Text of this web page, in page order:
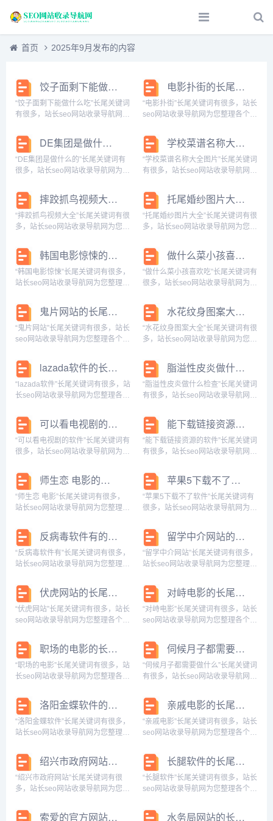
首页 2025年9月发布的内容
饺子面剩下能做什么吃的长尾关键词有哪些
“饺子面剩下能做什么吃”长尾关键词
有很多，站长seo网站收录导航网为
键词： 百度的相关长尾关键词：饺
子面剩下能做什么吃的,饺子面剩下
可以做什么,饺子面剩了可以做什么
窍门,...
电影扑街的长尾关键词有哪些
“电影扑街”长尾关键词有很多，站长
seo网站收录导航网为您整理各个搜
相关长尾关键词：电影扑街是什么
意思,电影扑街对演员的影响,电影扑
街演员还能得正常片酬吗?,电影扑
街票...
DE集团是做什么的的长尾关键词有什么
“DE集团是做什么的”长尾关键词有
很多，站长seo网站收录导航网为您
词： 百度的相关长尾关键词：德集
团是做什么的,de集团是什么公
司,der集团,dei公司,dej公司,...
学校菜谱名称大全图片的长尾关键词有哪些
“学校菜谱名称大全图片”长尾关键词
有很多，站长seo网站收录导航网为
键词： 百度的相关长尾关键词：学
校菜谱名称大全图片及名字,学校菜
谱名称大全图片高清,学校菜谱大全
图片大...
摔跤抓鸟视频大全的长尾关键词是什么
“摔跤抓鸟视频大全”长尾关键词有很
多，站长seo网站收录导航网为您整
词： 百度的相关长尾关键词：摔跤
抓鸟视频大全图片,摔跤抓鸟视频大
全集,摔跤抓鸟视频大全播放,摔跤抓
鸟+视...
托尾婚纱图片大全的长尾关键词是什么
“托尾婚纱图片大全”长尾关键词有很
多，站长seo网站收录导航网为您整
词： 百度的相关长尾关键词：拖尾
婚纱一般多少钱,拖尾婚纱搭配什么
头纱,拖尾婚纱怎么做,拖尾婚纱配什
么发型...
韩国电影惊悚的长尾关键词有什么
“韩国电影惊悚”长尾关键词有很多，
站长seo网站收录导航网为您整理各
度的相关长尾关键词：韩国电影惊
悚悬疑犯罪,韩国电影惊悚特工,韩国
电影惊悚片高分推荐,韩国电影惊悚
电影...
做什么菜小孩喜欢吃的长尾关键词有哪些
“做什么菜小孩喜欢吃”长尾关键词有
很多，站长seo网站收录导航网为您
词： 百度的相关长尾关键词：做什
么菜小孩喜欢吃饭呢,做什么菜小孩
喜欢吃又简单的,做点什么菜孩子爱
吃,做...
鬼片网站的长尾关键词有什么
“鬼片网站”长尾关键词有很多，站长
seo网站收录导航网为您整理各个搜
相关长尾关键词：鬼片官网,鬼片大
全在线观看网,鬼片大全免费,网站叫
鬼电影,鬼片大全最恐怖片在线观
看,...
水花纹身图案大全的长尾关键词有什么
“水花纹身图案大全”长尾关键词有很
多，站长seo网站收录导航网为您整
词： 百度的相关长尾关键词：水花
纹身图案大全图片,水花纹身图片,水
花纹身花臂手稿,纹身水花简单教你
画,水...
lazada软件的长尾关键词有哪些
“lazada软件”长尾关键词有很多，站
长seo网站收录导航网为您整理各个
的相关长尾关键词：lazada软件下
载,lazada软件更改中文,lazada软件
是谁开发的,...
脂溢性皮炎做什么检查的长尾关键词有哪些
“脂溢性皮炎做什么检查”长尾关键词
有很多，站长seo网站收录导航网为
键词： 百度的相关长尾关键词：脂
溢性皮炎做什么检查可以确诊,脂溢
性皮炎做什么检查可以查出来,脂溢
性皮炎...
可以看电视剧的软件的长尾关键词有哪些
“可以看电视剧的软件”长尾关键词有
很多，站长seo网站收录导航网为您
词： 百度的相关长尾关键词：可以
看电视剧的软件免费,哪里有免费可
以看电视剧的软件,不用vip就可以看
电...
能下载链接资源的软件的长尾关键词是什么
“能下载链接资源的软件”长尾关键词
有很多，站长seo网站收录导航网为
键词： 百度的相关长尾关键词：能
下载链接资源的软件有哪些,能下载
链接资源的软件叫什么,能下载链接
资源的...
师生恋 电影的长尾关键词有哪些
“师生恋 电影”长尾关键词有很多，
站长seo网站收录导航网为您整理各
度的相关长尾关键词：师生恋电影
完整版观看,师生恋电影在线播放电
视剧大全,师生恋电影 女主是老师的,
师...
苹果5下载不了软件的长尾关键词有什么
“苹果5下载不了软件”长尾关键词有
很多，站长seo网站收录导航网为您
词： 百度的相关长尾关键词：苹果
5s下载不了软件,苹果5下载不了软
件怎么回事,苹果5s下载不了软件怎
么...
反病毒软件有的长尾关键词有哪些
“反病毒软件有”长尾关键词有很多，
站长seo网站收录导航网为您整理各
度的相关长尾关键词：反病毒软件
有哪些,反病毒软件有哪些?以及每
个软件的主要功能?,反病毒软件有
什么,...
留学中介网站的长尾关键词有哪些
“留学中介网站”长尾关键词有很多，
站长seo网站收录导航网为您整理各
度的相关长尾关键词：留学中介网
站咨询,留学中介网站有哪些,留学中
介网站哪个好,留学中介网站官网,留
学...
伏虎网站的长尾关键词有什么
“伏虎网站”长尾关键词有很多，站长
seo网站收录导航网为您整理各个搜
相关长尾关键词：伏虎|lofter(乐乎) -
让兴趣,更有趣,伏虎lofter,我想看伏
虎,伏虎公...
对峙电影的长尾关键词有什么
“对峙电影”长尾关键词有很多，站长
seo网站收录导航网为您整理各个搜
相关长尾关键词：对峙电影完整在
线观看,南海对峙电影,火线对峙电影,
对峙电影免费观看完整版,对峙电影
结...
职场的电影的长尾关键词是什么
“职场的电影”长尾关键词有很多，站
长seo网站收录导航网为您整理各个
的相关长尾关键词：日本职场的电
影,职场的电影有哪些,职场的电影电
视剧,职场电影全集,职场电影排行榜
前...
伺候月子都需要做什么的长尾关键词有什么
“伺候月子都需要做什么”长尾关键词
有很多，站长seo网站收录导航网为
键词： 百度的相关长尾关键词：伺
候月子都需要做什么事情,伺候月子
都需要做什么准备,伺候月子都需要
做什么...
洛阳金蝶软件的长尾关键词有哪些
“洛阳金蝶软件”长尾关键词有很多，
站长seo网站收录导航网为您整理各
度的相关长尾关键词：洛阳金蝶软
件管理有限公司,洛阳金蝶软件公司
地址,洛阳金蝶软件招聘,洛阳金蝶软
件销...
亲戚电影的长尾关键词有什么
“亲戚电影”长尾关键词有很多，站长
seo网站收录导航网为您整理各个搜
相关长尾关键词：亲戚电影电视剧,
亲戚电影在线观看,亲戚 电影 1983,
亲戚韩国电影,有没有关于亲戚...
绍兴市政府网站的长尾关键词有什么
“绍兴市政府网站”长尾关键词有很
多，站长seo网站收录导航网为您整
词： 百度的相关长尾关键词：绍兴
长腿软件的长尾关键词是什么
“长腿软件”长尾关键词有很多，站长
seo网站收录导航网为您整理各个搜
相关长尾关键词：长腿软件修图,长
索爱的官方网站的长尾关键词有什么 水务局网站的长尾关键词有哪些